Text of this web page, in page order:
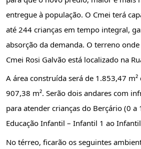
entregue à população. O Cmei terá
até 244 crianças em tempo integral,
absorção da demanda. O terreno
Cmei Rosi Galvão está localizado na
A área construída será de 1.853,47 m²
907,38 m². Serão dois andares com
para atender crianças do Berçário (0 a
Educação Infantil – Infantil 1 ao
No térreo, ficarão os seguintes